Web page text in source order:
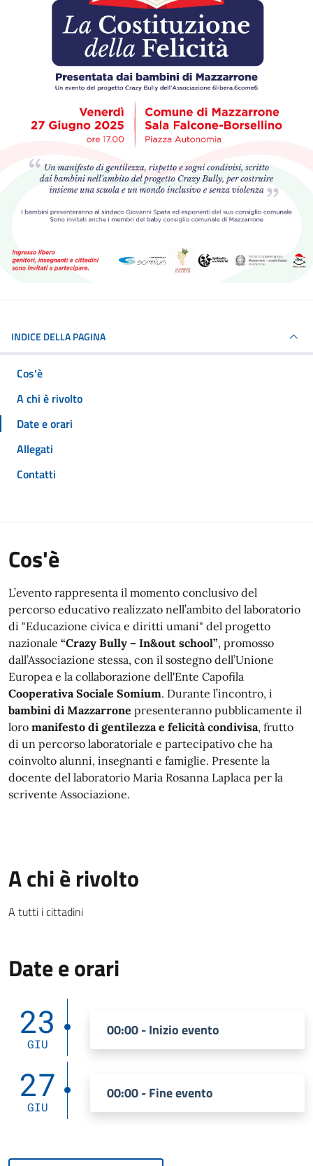
INDICE DELLA PAGINA
Cos'è
A chi è rivolto
Date e orari
Allegati
Contatti
Cos'è
L’evento rappresenta il momento conclusivo del
percorso educativo realizzato nell’ambito del laboratorio
di "Educazione civica e diritti umani" del progetto
nazionale “Crazy Bully – In&out school”, promosso
dall’Associazione stessa, con il sostegno dell’Unione
Europea e la collaborazione dell'Ente Capofila
Cooperativa Sociale Somium. Durante l’incontro, i
bambini di Mazzarrone presenteranno pubblicamente il
loro manifesto di gentilezza e felicità condivisa, frutto
di un percorso laboratoriale e partecipativo che ha
coinvolto alunni, insegnanti e famiglie. Presente la
docente del laboratorio Maria Rosanna Laplaca per la
scrivente Associazione.
A chi è rivolto
A tutti i cittadini
Date e orari
23
GIU
00:00 - Inizio evento
27
GIU
00:00 - Fine evento